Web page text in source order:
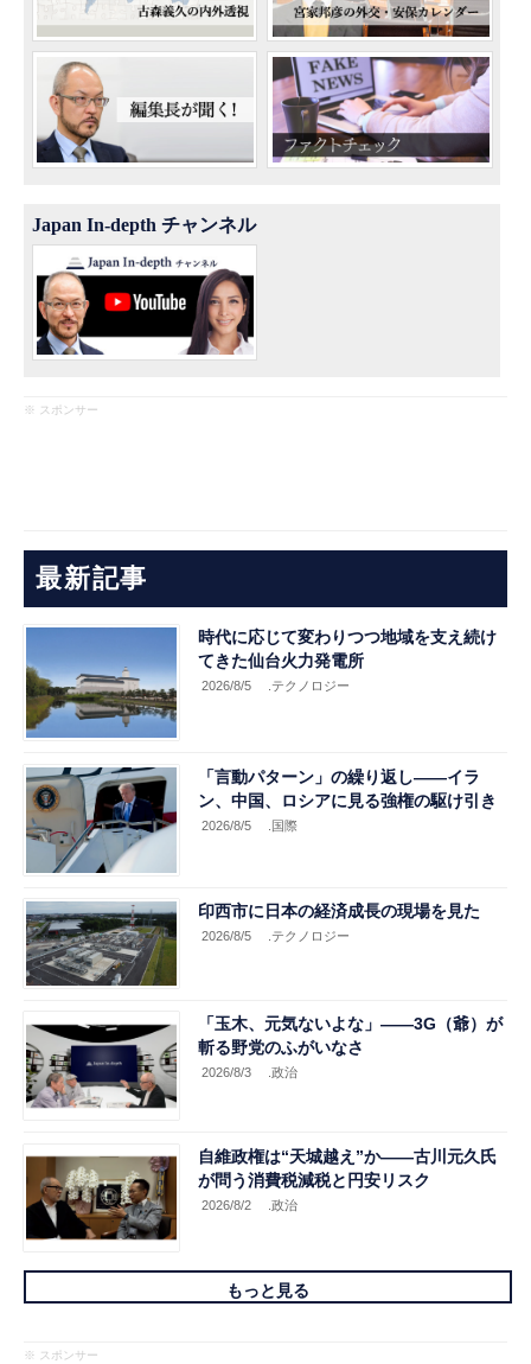
Japan In-depth チャンネル
※ スポンサー
最新記事
時代に応じて変わりつつ地域を支え続け
てきた仙台火力発電所
2026/8/5 .テクノロジー
「言動パターン」の繰り返し――イラ
ン、中国、ロシアに見る強権の駆け引き
2026/8/5 .国際
印西市に日本の経済成長の現場を見た
2026/8/5 .テクノロジー
「玉木、元気ないよな」――3G（爺）が
斬る野党のふがいなさ
2026/8/3 .政治
自維政権は“天城越え”か――古川元久氏
が問う消費税減税と円安リスク
2026/8/2 .政治
もっと見る
※ スポンサー